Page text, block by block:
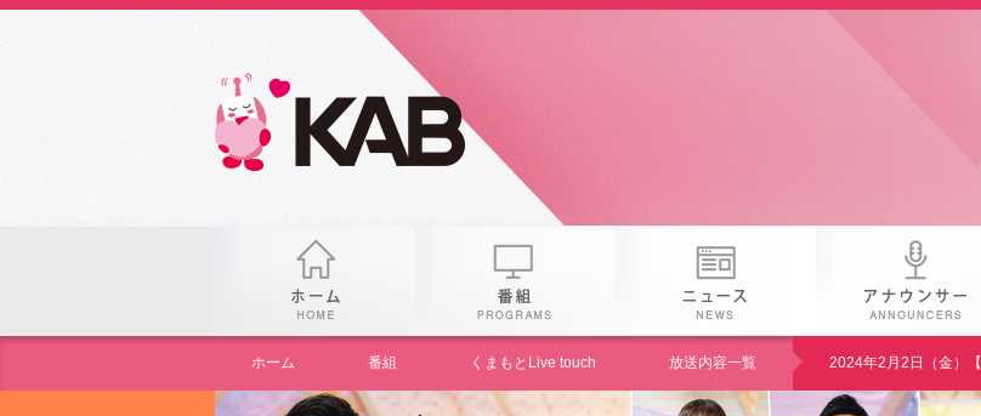
ホーム 番組 くまもとLive touch 放送内容一覧 2024年2月2日（金）【中継】人吉球磨のひなまつり あすから